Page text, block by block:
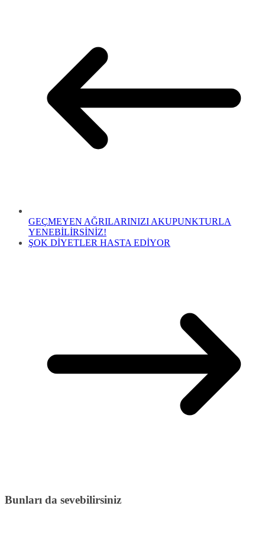
GEÇMEYEN AĞRILARINIZI AKUPUNKTURLA
YENEBİLİRSİNİZ!
ŞOK DİYETLER HASTA EDİYOR
Bunları da sevebilirsiniz